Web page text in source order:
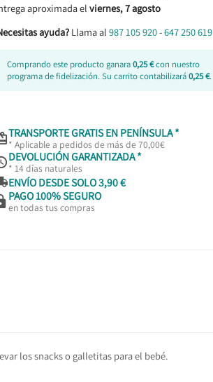
aproximada el viernes, 7 agosto
ayuda? Llama al 987 105 920-647 250 619
Comprando este producto ganara0,25 €con nuestro
programa de fidelización. Su carrito contabilizará0,25 €.
TRANSPORTE GRATIS EN PENÍNSULA *
* Aplicable a pedidos de más de 70,00€
DEVOLUCIÓN GARANTIZADA *
* 14 días naturales
ENVÍO DESDE SOLO 3,90 €
PAGO 100% SEGURO
en todas tus compras
los snacks o galletitas para el bebé.